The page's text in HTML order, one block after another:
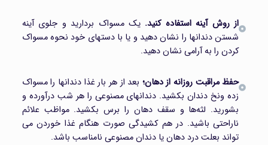
از روش آینه استفاده کنید. یک مسواک بردارید و جلوی آینه
شستن دندانها را نشان دهید و یا با دستهای خود نحوه مسواک
کردن را به آرامی نشان دهید.
حفظ مراقبت روزانه از دهان؛ بعد از هر بار غذا دندانها را مسواک
زده ونخ دندان بکشید. دندانهای مصنوعی را هر شب درآورده و
بشورید. لثه‌ها و سقف دهان را برس بکشید. مواظب علائم
ناراحتی باشید. در هم کشیدگی صورت هنگام غذا خوردن می
تواند بعلت درد دهان یا دندان مصنوعی نامناسب باشد.